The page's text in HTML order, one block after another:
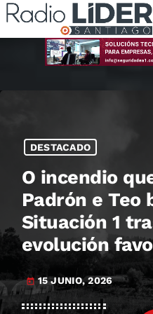
DESTACADO
O incendio
Padrón e Teo
Situación 1
evolución
today 15 JUNIO, 2026